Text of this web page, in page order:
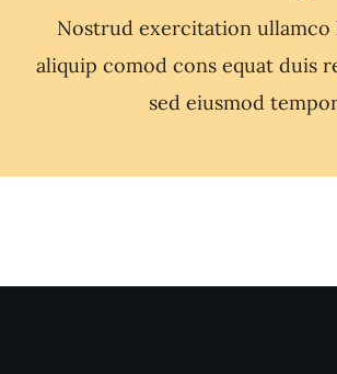
Nostrud exercitation ullamco
aliquip comod cons equat duis
sed eiusmod